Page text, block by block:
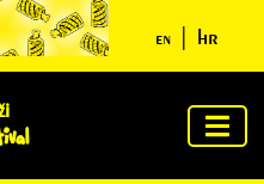
en| hr